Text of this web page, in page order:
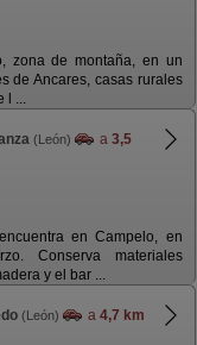
zona de montaña, en un
de Ancares, casas rurales
l ...
(León) a 3,5
en Campelo, en
Conserva materiales
y el bar ...
(León) a 4,7 km